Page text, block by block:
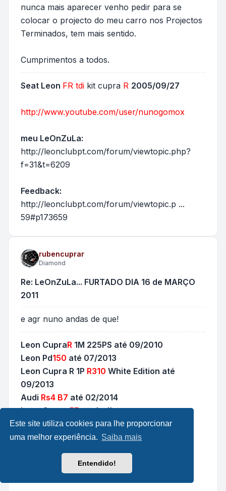
Este site utiliza cookies para lhe proporcionar
uma melhor experiência. Saiba mais
Entendido!
nunca mais aparecer venho pedir para se
colocar o projecto do meu carro nos Projectos
Terminados, tem mais sentido.
Cumprimentos a todos.
Seat Leon FR tdi kit cupra R 2005/09/27
http://www.youtube.com/user/nunogomox
meu LeOnZuLa:
http://leonclubpt.com/forum/viewtopic.php?
f=31&t=6209
Feedback:
http://leonclubpt.com/forum/viewtopic.p ...
59#p173659
rubencuprar
Diamond
Re: LeOnZuLa... FURTADO DIA 16 de MARÇO
2011
e agr nuno andas de que!
Leon CupraR 1M 225PS até 09/2010
Leon Pd150 até 07/2013
Leon Cupra R 1P R310 White Edition até
09/2013
Audi Rs4 B7 até 02/2014
Leon Cupra5Fa rolar!!